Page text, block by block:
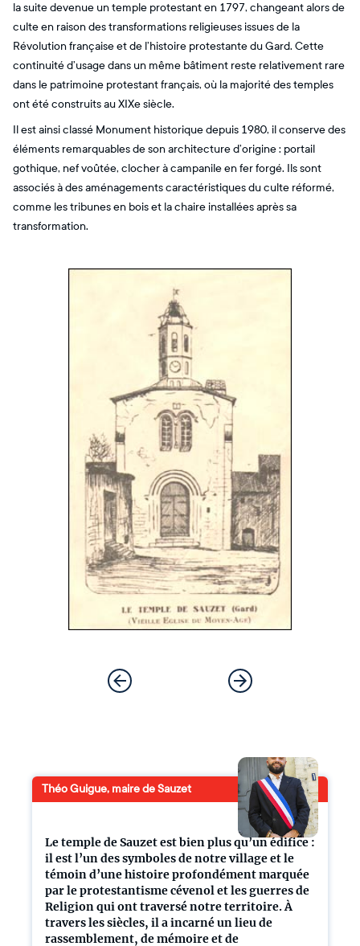
la suite devenue un temple protestant en 1797, changeant alors de
culte en raison des transformations religieuses issues de la
Révolution française et de l’histoire protestante du Gard. Cette
continuité d’usage dans un même bâtiment reste relativement rare
dans le patrimoine protestant français, où la majorité des temples
ont été construits au XIXe siècle.
Il est ainsi classé Monument historique depuis 1980, il conserve des
éléments remarquables de son architecture d’origine : portail
gothique, nef voûtée, clocher à campanile en fer forgé. Ils sont
associés à des aménagements caractéristiques du culte réformé,
comme les tribunes en bois et la chaire installées après sa
transformation.
Le temple de Sauzet est bien plus qu’un édifice :
il est l’un des symboles de notre village et le
témoin d’une histoire profondément marquée
par le protestantisme cévenol et les guerres de
Religion qui ont traversé notre territoire. À
travers les siècles, il a incarné un lieu de
rassemblement, de mémoire et de
Théo Guigue, maire de Sauzet